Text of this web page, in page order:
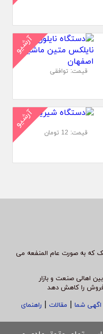
آرشیو
قیمت: توافقی
آرشیو
قیمت: 12 تومان
که به صورت عام المنفعه می
اهالی صنعت و بازار
فروش را کاهش دهد
اگهی شما مقالات
راهنمای